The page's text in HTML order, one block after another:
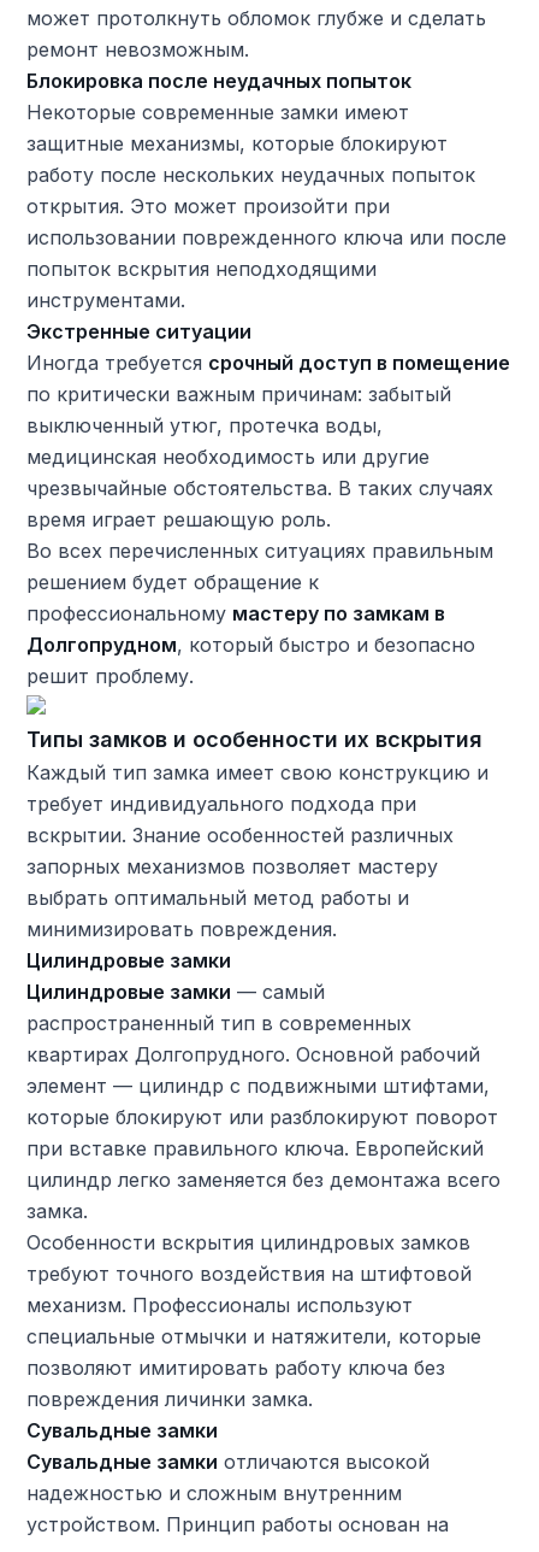
может протолкнуть обломок глубже и сделать
ремонт невозможным.
Блокировка после неудачных попыток
Некоторые современные замки имеют
защитные механизмы, которые блокируют
работу после нескольких неудачных попыток
открытия. Это может произойти при
использовании поврежденного ключа или после
попыток вскрытия неподходящими
инструментами.
Экстренные ситуации
Иногда требуется срочный доступ в помещение
по критически важным причинам: забытый
выключенный утюг, протечка воды,
медицинская необходимость или другие
чрезвычайные обстоятельства. В таких случаях
время играет решающую роль.
Во всех перечисленных ситуациях правильным
решением будет обращение к
профессиональному мастеру по замкам в
Долгопрудном, который быстро и безопасно
решит проблему.
Типы замков и особенности их вскрытия
Каждый тип замка имеет свою конструкцию и
требует индивидуального подхода при
вскрытии. Знание особенностей различных
запорных механизмов позволяет мастеру
выбрать оптимальный метод работы и
минимизировать повреждения.
Цилиндровые замки
Цилиндровые замки — самый
распространенный тип в современных
квартирах Долгопрудного. Основной рабочий
элемент — цилиндр с подвижными штифтами,
которые блокируют или разблокируют поворот
при вставке правильного ключа. Европейский
цилиндр легко заменяется без демонтажа всего
замка.
Особенности вскрытия цилиндровых замков
требуют точного воздействия на штифтовой
механизм. Профессионалы используют
специальные отмычки и натяжители, которые
позволяют имитировать работу ключа без
повреждения личинки замка.
Сувальдные замки
Сувальдные замки отличаются высокой
надежностью и сложным внутренним
устройством. Принцип работы основан на